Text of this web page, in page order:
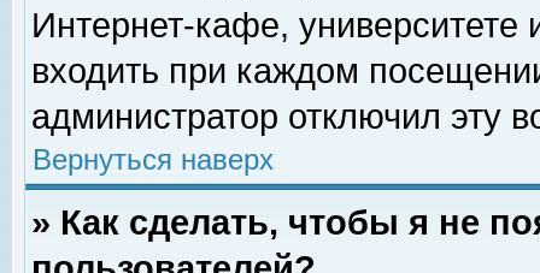
Интернет-кафе, университете
входить при каждом
администратор отключил эту
Вернуться наверх
» Как сделать, чтобы я не